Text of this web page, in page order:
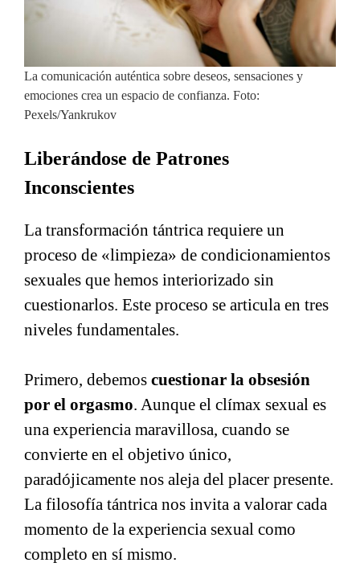
La comunicación auténtica sobre deseos, sensaciones y
emociones crea un espacio de confianza. Foto:
Pexels/Yankrukov
Liberándose de Patrones
Inconscientes
La transformación tántrica requiere un
proceso de «limpieza» de condicionamientos
sexuales que hemos interiorizado sin
cuestionarlos. Este proceso se articula en tres
niveles fundamentales.
Primero, debemos cuestionar la obsesión
por el orgasmo. Aunque el clímax sexual es
una experiencia maravillosa, cuando se
convierte en el objetivo único,
paradójicamente nos aleja del placer presente.
La filosofía tántrica nos invita a valorar cada
momento de la experiencia sexual como
completo en sí mismo.